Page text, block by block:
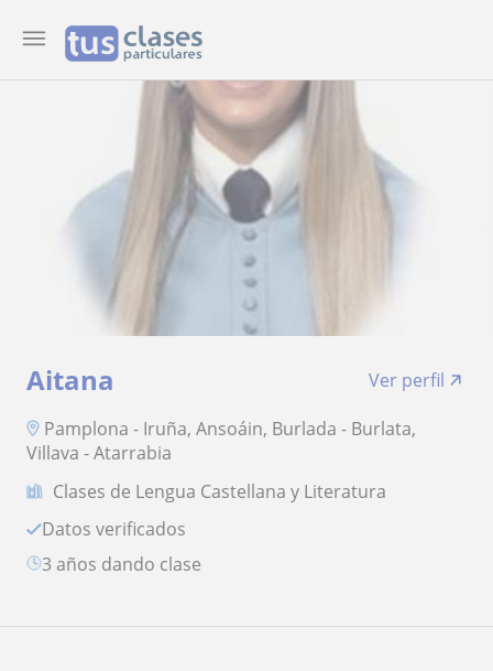
Aitana
Ver perfil
Pamplona - Iruña, Ansoáin, Burlada - Burlata,
Villava - Atarrabia
Clases de Lengua Castellana y Literatura
Datos verificados
3 años dando clase